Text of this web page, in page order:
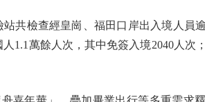
共檢查經皇崗、福田口岸出入境人員
1.1萬餘人次，其中免簽入境2040人次